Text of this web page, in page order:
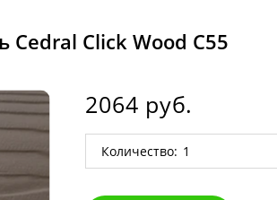
Click Wood C55
2064 руб.
Количество: